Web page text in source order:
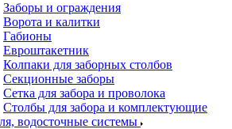
Заборы и ограждения
Ворота и калитки
Габионы
Евроштакетник
Колпаки для заборных столбов
Секционные заборы
Сетка для забора и проволока
Столбы для забора и комплектующие
водосточные системы